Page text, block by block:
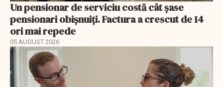
Un pensionar de serviciu costă cât șase
pensionari obișnuiți. Factura a crescut de 14
ori mai repede
05 AUGUST 2026